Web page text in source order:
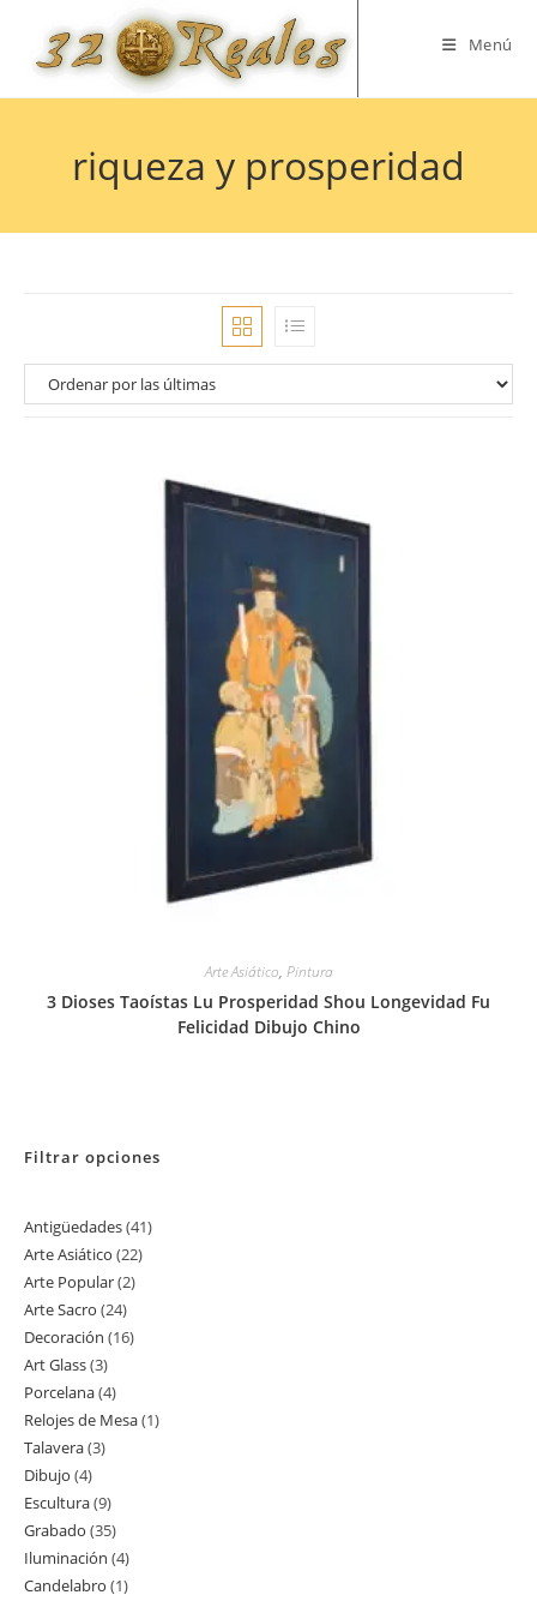
contenido
Menú
riqueza y prosperidad
Arte Asiático, Pintura
3 Dioses Taoístas Lu Prosperidad Shou Longevidad Fu
Felicidad Dibujo Chino
Filtrar opciones
Antigüedades 4141
Arte Asiático 2222
Arte Popular 22
Arte Sacro 2424
productos
Decoración 1616
Art Glass 33
productos
Porcelana 44
productos
Relojes de Mesa 11
Talavera 33
Dibujo 44
productos
Escultura 99
productos
Grabado 3535
productos
Iluminación 44
productos
Candelabro 11